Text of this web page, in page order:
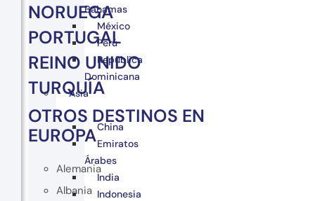
NORUEGA
PORTUGAL
REINO UNIDO
TURQUÍA
OTROS DESTINOS EN
EUROPA
Alemania
Albania
Bahamas
México
Perú
República
Dominicana
Asia
China
Emiratos
Árabes
India
Indonesia